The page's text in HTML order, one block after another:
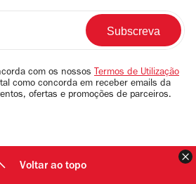
com os nossos Termos de Utilização
como concorda em receber emails da
ofertas e promoções de parceiros.
Voltar ao topo